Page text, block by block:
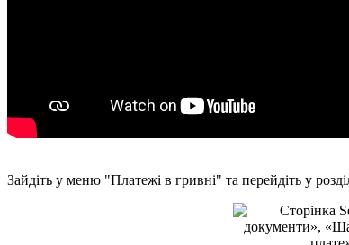
Зайдіть у меню "Платежі в гривні" та перейдіть у розді